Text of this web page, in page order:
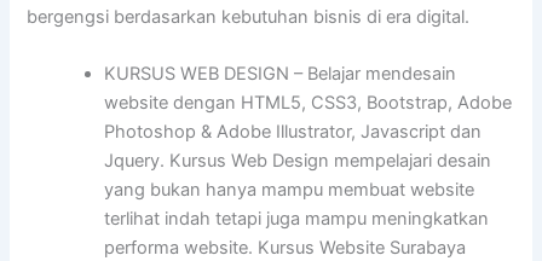
bergengsi berdasarkan kebutuhan bisnis di era digital.
KURSUS WEB DESIGN – Belajar mendesain
website dengan HTML5, CSS3, Bootstrap, Adobe
Photoshop & Adobe Illustrator, Javascript dan
Jquery. Kursus Web Design mempelajari desain
yang bukan hanya mampu membuat website
terlihat indah tetapi juga mampu meningkatkan
performa website. Kursus Website Surabaya